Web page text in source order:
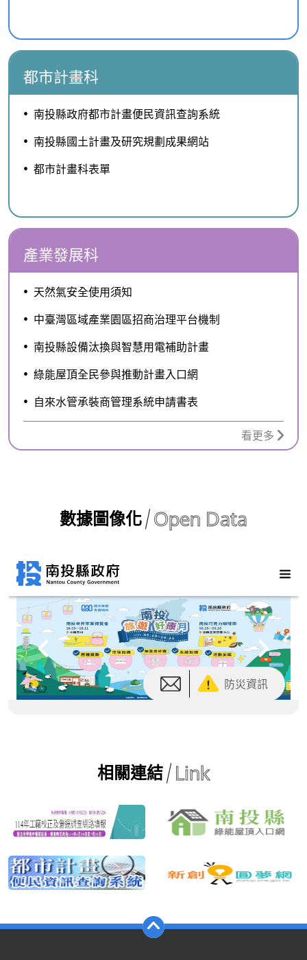
都市計畫科
南投縣政府都市計畫便民資訊查詢系統
南投縣國土計畫及研究規劃成果網站
都市計畫科表單
產業發展科
天然氣安全使用須知
中臺灣區域產業園區招商治理平台機制
南投縣設備汰換與智慧用電補助計畫
綠能屋頂全民參與推動計畫入口網
自來水管承裝商管理系統申請書表
看更多
數據圖像化 Open Data
相關連結 Link